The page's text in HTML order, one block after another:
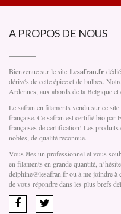
A PROPOS DE NOUS
Bienvenue sur le site Lesafran.fr
dérivés de cette épice et de bulbes.
Ardennes, aux abords de la Belgique
Le safran en filaments vendu sur ce
française. Ce safran est certifié bio par
françaises de certification! Les produits
nobles, de qualité reconnue.
Vous êtes un professionnel et vous
en filaments en grande quantité,
delphine@lesafran.fr ou à me joindre
de vous répondre dans les plus brefs